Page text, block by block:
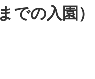
までの入園）